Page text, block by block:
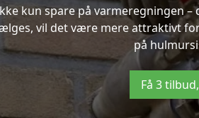
kun spare på varmeregningen
vil det være mere attraktivt
på
Få 3